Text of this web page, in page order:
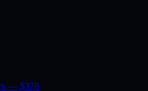
— $378